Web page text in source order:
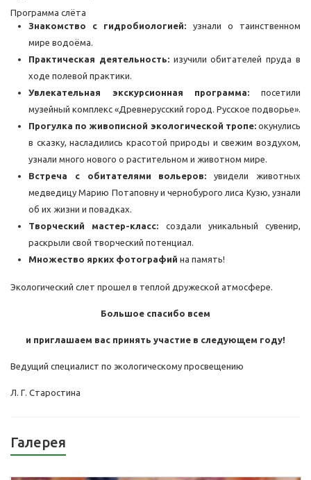
Программа слёта
Знакомство с гидробиологией: узнали о
таинственном
мире водоёма.
Практическая деятельность:изучили обитателей пруда в
ходе полевой практики.
Увлекательная экскурсионная программа: посетили
музейный комплекс «Древнерусский город. Русское подворье».
Прогулка по живописной экологической тропе: окунулись
в сказку, насладились красотой природы и свежим воздухом,
узнали много нового о растительном и животном мире.
Встреча с обитателями вольеров: увидели животных
медведицу Марию Потаповну и чернобурого лиса Кузю, узнали
об их жизни и повадках.
Творческий мастер-класс: создали уникальный сувенир,
раскрыли свой творческий потенциал.
Множество ярких фотографий на память!
Экологический слет прошел в теплой дружеской атмосфере.
Большое спасибо всем
и приглашаем вас принять участие в следующем году!
Ведущий специалист по экологическому просвещению
Л. Г. Старостина
Галерея